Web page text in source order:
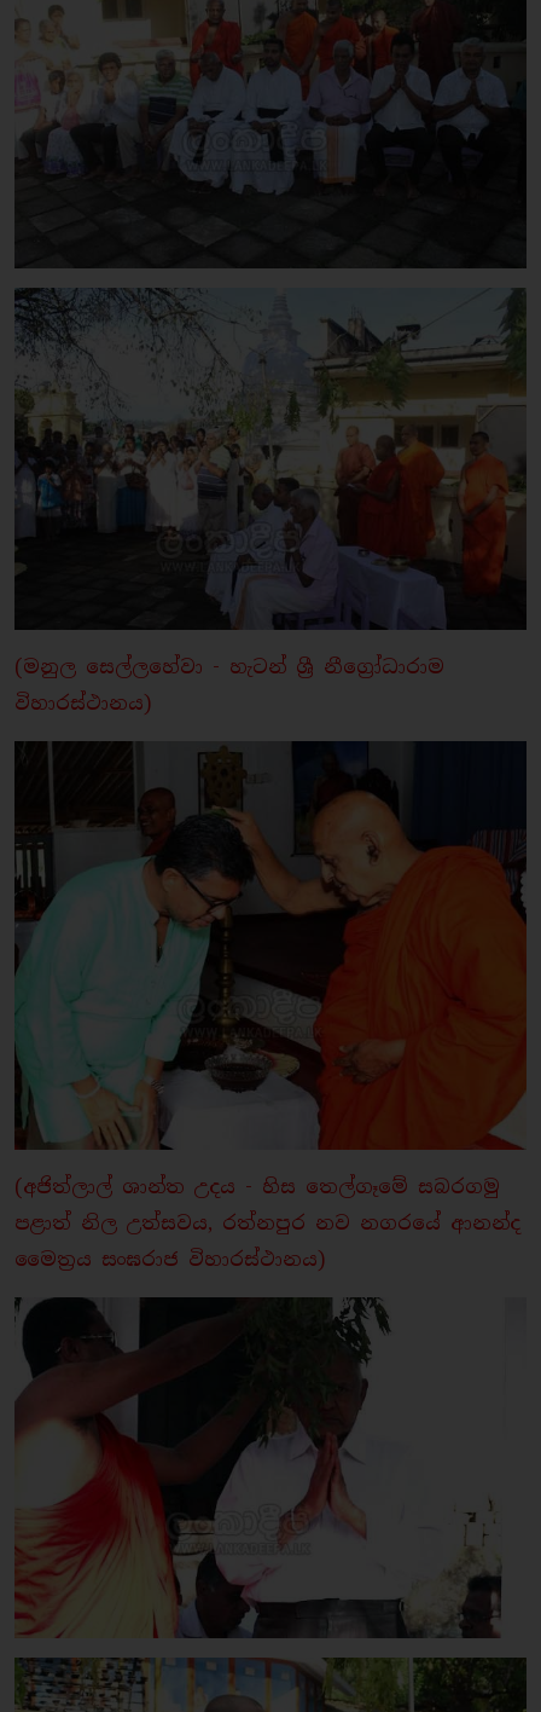
(මනුල සෙල්ලහේවා - හැටන් ශ්‍රී නීග්‍රෝධාරාම
විහාරස්ථානය)
(අජිත්ලාල් ශාන්ත උදය - හිස තෙල්ගෑමේ සබරගමු
පළාත් නිල උත්සවය, රත්නපුර නව නගරයේ ආනන්ද
මෛත‍්‍රය සංඝරාජ විහාරස්ථානය)